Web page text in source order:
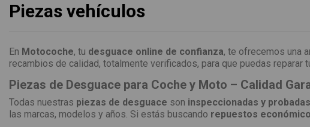
Piezas vehículos
En Motocoche, tu desguace online de confianza, te ofrecemos una
recambios de calidad, totalmente verificados, para que puedas reparar
Piezas de Desguace para Coche y Moto – Calidad
Todas nuestras piezas de desguace son inspeccionadas y probadas
las marcas, modelos y años. Si estás buscando repuestos